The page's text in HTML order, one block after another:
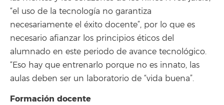
“el uso de la tecnología no garantiza
necesariamente el éxito docente”, por lo que es
necesario afianzar los principios éticos del
alumnado en este periodo de avance tecnológico.
“Eso hay que entrenarlo porque no es innato, las
aulas deben ser un laboratorio de “vida buena”.
Formación docente